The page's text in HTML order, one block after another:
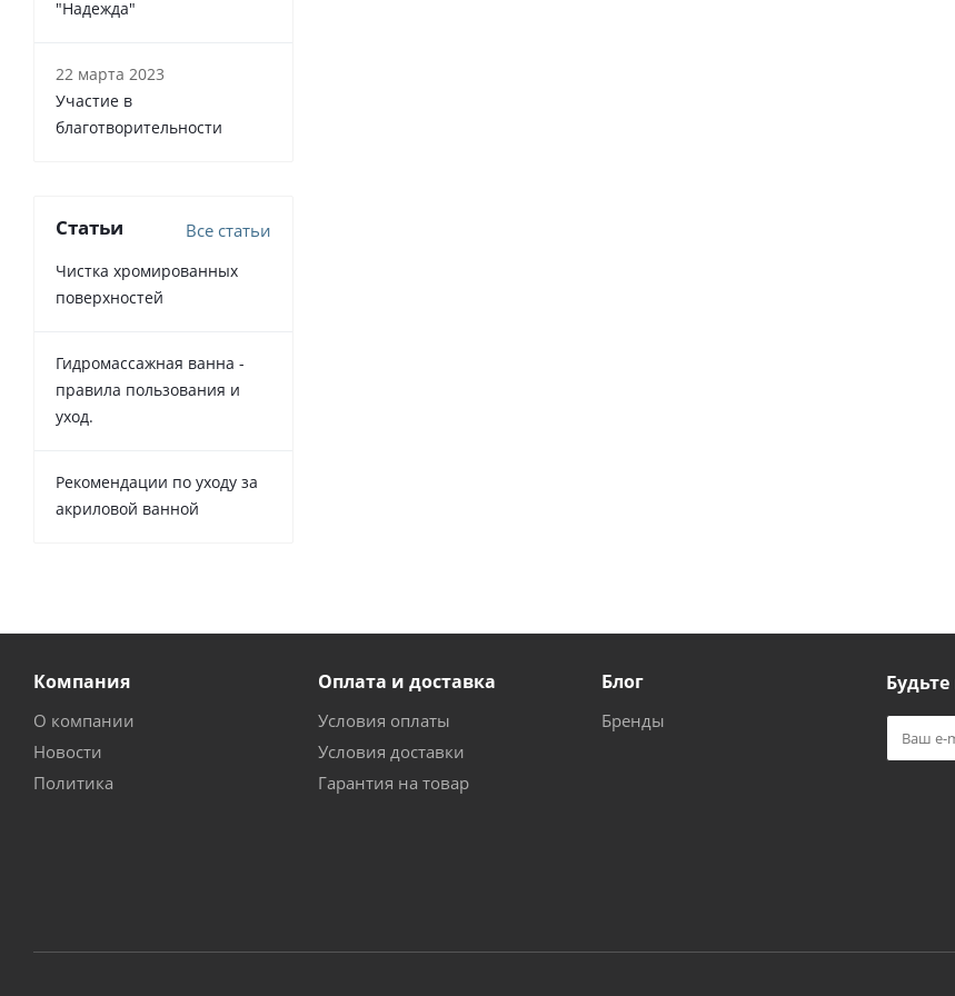
"Надежда"
22 марта 2023
Участие в
благотворительности
Статьи Все статьи
Чистка хромированных
поверхностей
Гидромассажная ванна -
правила пользования и
уход.
Рекомендации по уходу за
акриловой ванной
Компания
О компании
Новости
Политика
Оплата и доставка
Условия оплаты
Условия доставки
Гарантия на товар
Блог
Бренды
Будьте